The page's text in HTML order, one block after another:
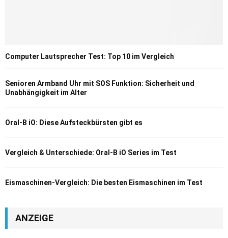
Computer Lautsprecher Test: Top 10 im Vergleich
Senioren Armband Uhr mit SOS Funktion: Sicherheit und
Unabhängigkeit im Alter
Oral-B iO: Diese Aufsteckbürsten gibt es
Vergleich & Unterschiede: Oral-B iO Series im Test
Eismaschinen-Vergleich: Die besten Eismaschinen im Test
ANZEIGE